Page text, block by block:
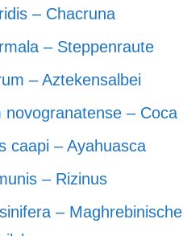
– Chacruna
– Steppenraute
– Aztekensalbei
novogranatense – Coca
caapi – Ayahuasca
– Rizinus
– Maghrebinische